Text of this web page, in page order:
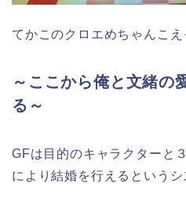
てかこのクロエめちゃんこえ
～ここから俺と文緒の
る～
GFは目的のキャラクターと
により結婚を行えるというシ